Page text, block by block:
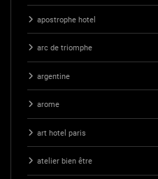
apostrophe hotel
arc de triomphe
argentine
arome
art hotel paris
atelier bien être